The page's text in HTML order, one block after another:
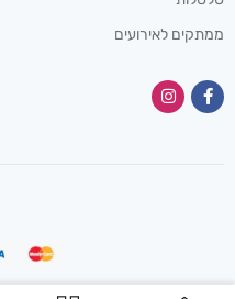
ממתקים לאירועים